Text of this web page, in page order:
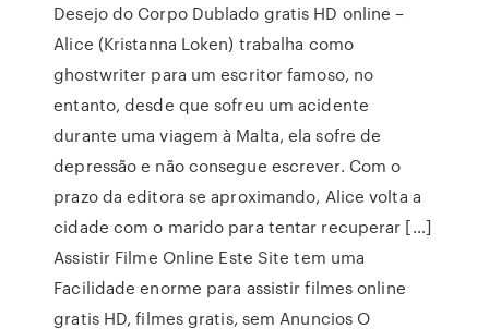
Desejo do Corpo Dublado gratis HD online –
Alice (Kristanna Loken) trabalha como
ghostwriter para um escritor famoso, no
entanto, desde que sofreu um acidente
durante uma viagem à Malta, ela sofre de
depressão e não consegue escrever. Com o
prazo da editora se aproximando, Alice volta a
cidade com o marido para tentar recuperar […]
Assistir Filme Online Este Site tem uma
Facilidade enorme para assistir filmes online
gratis HD, filmes gratis, sem Anuncios O